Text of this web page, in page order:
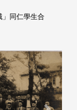
同仁學生合